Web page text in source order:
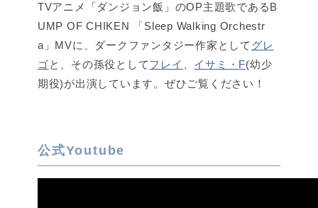
TVアニメ「ダンジョン飯」のOP主題歌であるB
UMP OF CHIKEN 「Sleep Walking Orchestr
a」MVに、ダークファンタジー作家として グレ
ゴと、その孫役としてフレイ イサミ・F(幼少
期役)が出演しています。ぜひご覧ください！
公式Youtube